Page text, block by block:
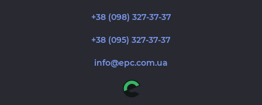
+38 (098) 327-37-37
+38 (095) 327-37-37
info@epc.com.ua